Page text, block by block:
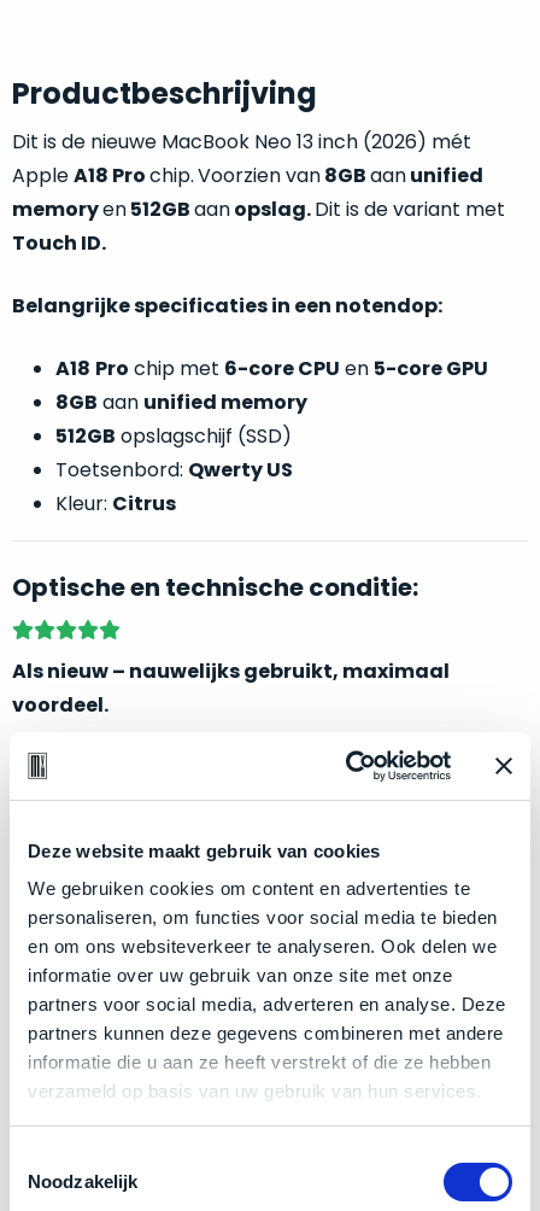
Deze website maakt gebruik van cookies
We gebruiken cookies om content en advertenties te
personaliseren, om functies voor social media te bieden
en om ons websiteverkeer te analyseren. Ook delen we
informatie over uw gebruik van onze site met onze
partners voor social media, adverteren en analyse. Deze
partners kunnen deze gegevens combineren met andere
informatie die u aan ze heeft verstrekt of die ze hebben
verzameld op basis van uw gebruik van hun services.
Noodzakelijk
Productbeschrijving
Dit is de nieuwe MacBook Neo 13 inch (2026) mét
AppleA18 Prochip.Voorzien van8GBaanunified
memoryen512GBaanopslag.Dit is de variant met
Touch ID.
Belangrijke specificaties in een notendop:
A18 Pro chip met 6-core CPU en 5-core GPU
8GB aan unified memory
512GB opslagschijf (SSD)
Toetsenbord: Qwerty US
Kleur: Citrus
Optische en technische conditie:
Als nieuw – nauwelijks gebruikt, maximaal
voordeel.
Dit apparaat is een ‘ customer return’. Deze is nieuw
verkocht en binnen de retourperiode geretourneerd.
refurbished, niks vervangen. Simpelweg weinig
gebruikt. Zowel optisch als technisch niet van nieuw te
onderscheiden.
Betreft eennagenoegongebruikt apparaat.
Minimaal 24 maanden garantie bij Mac voor
minder.
Grondig gecontroleerd: Door ons geïnspecteerd
op perfecte staat.
De batterij is altijd in nieuwstaat: technisch 100%
gezond, met een zeer laag aantal laadcycli.
producten
gebruiken.
–
nauwelijks
gebruikt,
maximaal
Dit
product
is
een
‘customer
Kort
binnen
de
retourperiode
teruggestuurd.
Dus
niks
refurbished,
niks
vervangen.
gebruikt.
Zowel
weten
voor
welk
gebruiksdoel
een
geschikt
basis
van
echteklantervaringentref
je
onze
labels.
Onze
favoriet
Dit
model
het
all-
round’
pakket
binnen
de
categorie.
Het
is
een
die